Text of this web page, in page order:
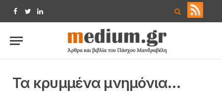
Facebook
TwitterLinkedIn
Τα κρυμμένα μνημόνια…